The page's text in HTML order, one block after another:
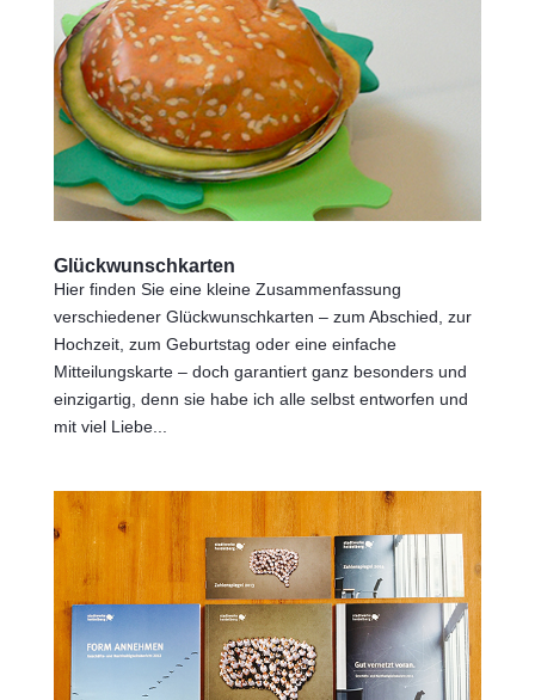
Glückwunschkarten
Hier finden Sie eine kleine Zusammenfassung
verschiedener Glückwunschkarten – zum Abschied, zur
Hochzeit, zum Geburtstag oder eine einfache
Mitteilungskarte – doch garantiert ganz besonders und
einzigartig, denn sie habe ich alle selbst entworfen und
mit viel Liebe...